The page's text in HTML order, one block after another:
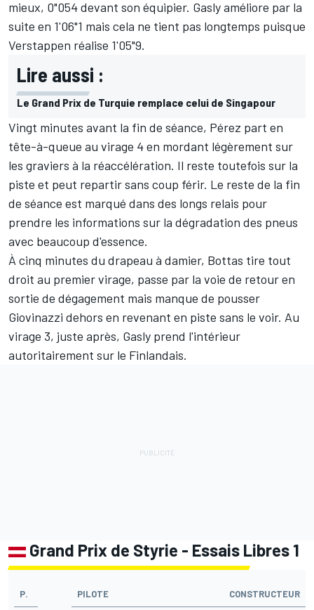
mieux, 0"054 devant son équipier. Gasly améliore par la
suite en 1'06"1 mais cela ne tient pas longtemps puisque
Verstappen réalise 1'05"9.
Lire aussi :
Le Grand Prix de Turquie remplace celui de Singapour
Vingt minutes avant la fin de séance, Pérez part en
tête-à-queue au virage 4 en mordant légèrement sur
les graviers à la réaccélération. Il reste toutefois sur la
piste et peut repartir sans coup férir. Le reste de la fin
de séance est marqué dans des longs relais pour
prendre les informations sur la dégradation des pneus
avec beaucoup d'essence.
À cinq minutes du drapeau à damier, Bottas tire tout
droit au premier virage, passe par la voie de retour en
sortie de dégagement mais manque de pousser
Giovinazzi dehors en revenant en piste sans le voir. Au
virage 3, juste après, Gasly prend l'intérieur
autoritairement sur le Finlandais.
Grand Prix de Styrie - Essais Libres 1
P. PILOTE CONSTRUCTEUR